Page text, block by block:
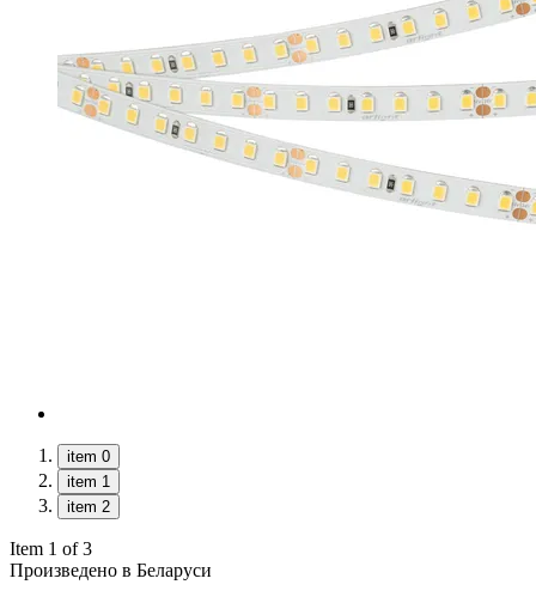
item 0
item 1
item 2
Item 1 of 3
Произведено в Беларуси